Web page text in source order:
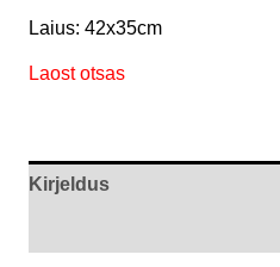
Laius: 42x35cm
Laost otsas
Kirjeldus